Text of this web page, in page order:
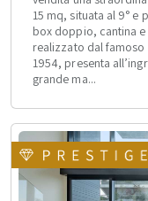
15 mq, situata al 9° e
box doppio, cantina e
realizzato dal famoso
1954, presenta
grande ma...